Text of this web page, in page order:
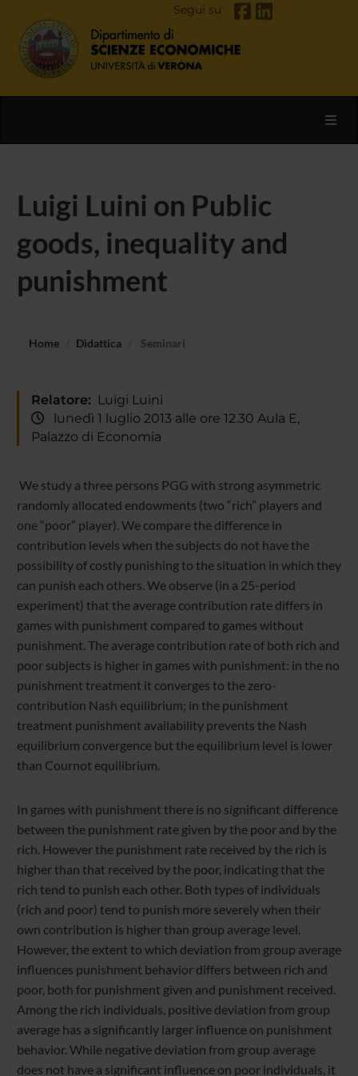
Segui su
Luigi Luini on Public
goods, inequality and
punishment
Home Didattica Seminari
Relatore: Luigi Luini
lunedì 1 luglio 2013 alle ore 12.30 Aula E,
Palazzo di Economia
We study a three persons PGG with strong asymmetric
randomly allocated endowments (two “rich” players and
one “poor” player). We compare the difference in
contribution levels when the subjects do not have the
possibility of costly punishing to the situation in which they
can punish each others. We observe (in a 25-period
experiment) that the average contribution rate differs in
games with punishment compared to games without
punishment. The average contribution rate of both rich and
poor subjects is higher in games with punishment: in the no
punishment treatment it converges to the zero-
contribution Nash equilibrium; in the punishment
treatment punishment availability prevents the Nash
equilibrium convergence but the equilibrium level is lower
than Cournot equilibrium.
In games with punishment there is no significant difference
between the punishment rate given by the poor and by the
rich. However the punishment rate received by the rich is
higher than that received by the poor, indicating that the
rich tend to punish each other. Both types of individuals
(rich and poor) tend to punish more severely when their
own contribution is higher than group average level.
However, the extent to which deviation from group average
influences punishment behavior differs between rich and
poor, both for punishment given and punishment received.
Among the rich individuals, positive deviation from group
average has a significantly larger influence on punishment
behavior. While negative deviation from group average
does not have a significant influence on poor individuals, it